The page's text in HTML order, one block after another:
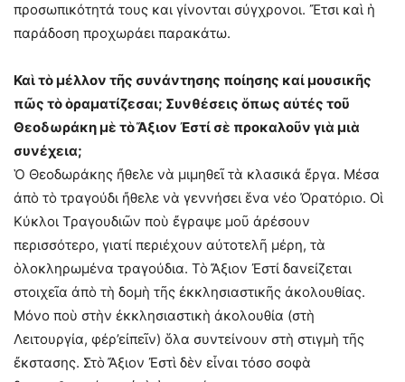
προσωπικότητά τους και γίνονται σύγχρονοι. Ἔτσι καὶ ἡ
παράδοση προχωράει παρακάτω.
Καὶ τὸ μέλλον τῆς συνάντησης ποίησης καἰ μουσικῆς
πῶς τὸ ὁραματίζεσαι; Συνθέσεις ὅπως αὐτές τοῦ
Θεοδωράκη μὲ τὸ Ἄξιον Ἐστί σὲ προκαλοῦν γιὰ μιὰ
συνέχεια;
Ὁ Θεοδωράκης ἤθελε νὰ μιμηθεῖ τὰ κλασικά ἔργα. Μέσα
ἀπὸ τὸ τραγούδι ἤθελε νὰ γεννήσει ἕνα νέο Ὀρατόριο. Οἱ
Κύκλοι Τραγουδιῶν ποὺ ἔγραψε μοῦ ἀρέσουν
περισσότερο, γιατί περιέχουν αὐτοτελῆ μέρη, τὰ
ὁλοκληρωμένα τραγούδια. Τὸ Ἄξιον Ἐστί δανείζεται
στοιχεῖα ἀπὸ τὴ δομὴ τῆς ἐκκλησιαστικῆς ἀκολουθίας.
Μόνο ποὺ στὴν ἐκκλησιαστικὴ ἀκολουθία (στὴ
Λειτουργία, φέρ’εἰπεῖν) ὅλα συντείνουν στὴ στιγμὴ τῆς
ἔκστασης. Στὸ Ἄξιον Ἐστὶ δὲν εἶναι τόσο σοφὰ